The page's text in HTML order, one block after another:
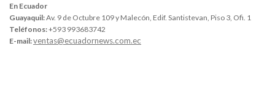
En Ecuador
Guayaquil:Av. 9 de Octubre 109 y Malecón, Edif. Santistevan, Piso 3, Ofi. 1
Teléfonos:+593 993683742
E-mail:ventas@ecuadornews.com.ec